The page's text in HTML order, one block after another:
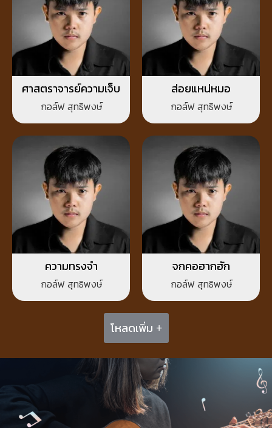
ศาสตราจารย์ความเจ็บ
กอล์ฟ สุทธิพงษ์
ส่อยแหน่หมอ
กอล์ฟ สุทธิพงษ์
ความทรงจำ
กอล์ฟ สุทธิพงษ์
จกคอฮากฮัก
กอล์ฟ สุทธิพงษ์
โหลดเพิ่ม +